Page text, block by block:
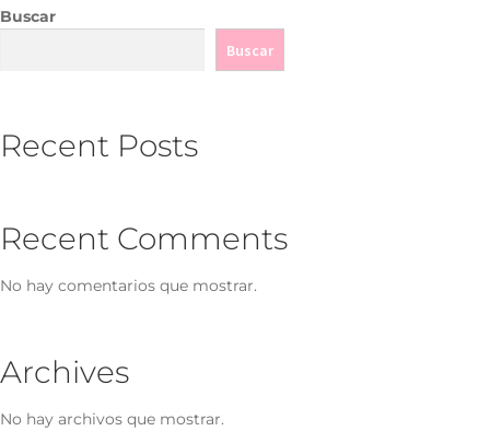
Buscar
Buscar
Recent Posts
Recent Comments
No hay comentarios que mostrar.
Archives
No hay archivos que mostrar.